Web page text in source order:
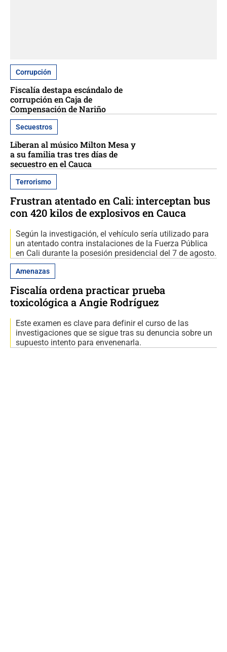
Corrupción
Fiscalía destapa escándalo de
corrupción en Caja de
Compensación de Nariño
Secuestros
Liberan al músico Milton Mesa y
a su familia tras tres días de
secuestro en el Cauca
Terrorismo
Frustran atentado en Cali: interceptan bus
con 420 kilos de explosivos en Cauca
Según la investigación, el vehículo sería utilizado para
un atentado contra instalaciones de la Fuerza Pública
en Cali durante la posesión presidencial del 7 de agosto.
Amenazas
Fiscalía ordena practicar prueba
toxicológica a Angie Rodríguez
Este examen es clave para definir el curso de las
investigaciones que se sigue tras su denuncia sobre un
supuesto intento para envenenarla.